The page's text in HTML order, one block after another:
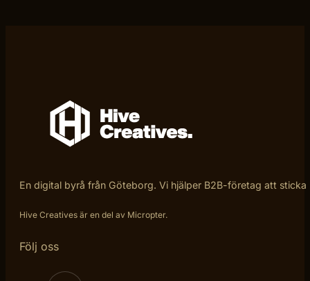
En digital byrå från Göteborg. Vi hjälper B2B-företag att
Hive Creatives är en del av Micropter.
Följ oss